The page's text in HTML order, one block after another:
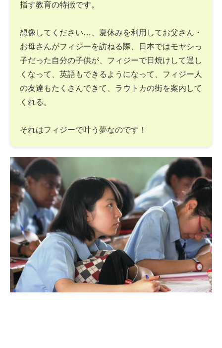
指す教育の特徴です。
想像してください…、夏休みを利用してお父さん・
お母さんがフィジーを訪ねる際、日本ではモヤシっ
子だった自分の子供が、フィジーで日焼けして逞し
くなって、英語もできるようになって、フィジー人
の友達もたくさんできて、ラウトカの街を案内して
くれる。
それはフィジーで叶う夢なのです！